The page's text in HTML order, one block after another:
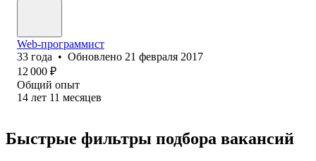
Web-программист
33 года • Обновлено 21 февраля 2017
12 000 ₽
Общий опыт
14 лет 11 месяцев
Быстрые фильтры подбора вакансий